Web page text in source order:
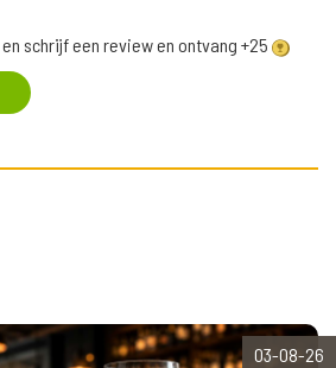
en schrijf een review en ontvang +25
03-08-26